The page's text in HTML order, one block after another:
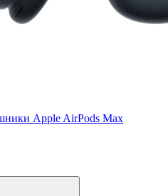
Apple AirPods Max